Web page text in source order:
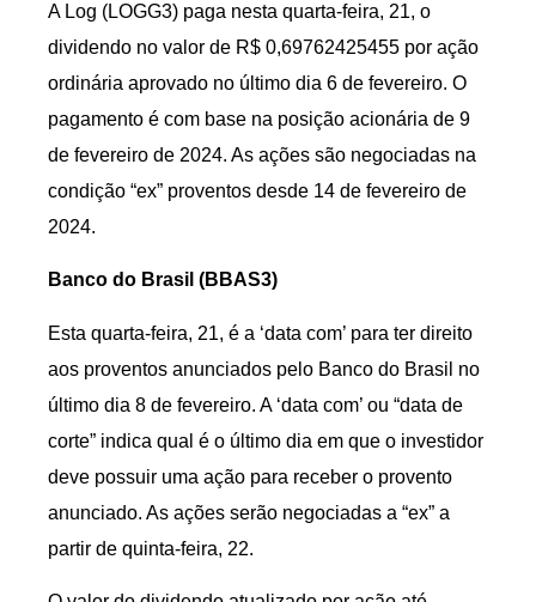
A Log (LOGG3) paga nesta quarta-feira, 21, o
dividendo no valor de R$ 0,69762425455 por ação
ordinária aprovado no último dia 6 de fevereiro. O
pagamento é com base na posição acionária de 9
de fevereiro de 2024. As ações são negociadas na
condição “ex” proventos desde 14 de fevereiro de
2024.
Banco do Brasil (BBAS3)
Esta quarta-feira, 21, é a ‘data com’ para ter direito
aos proventos anunciados pelo Banco do Brasil no
último dia 8 de fevereiro. A ‘data com’ ou “data de
corte” indica qual é o último dia em que o investidor
deve possuir uma ação para receber o provento
anunciado. As ações serão negociadas a “ex” a
partir de quinta-feira, 22.